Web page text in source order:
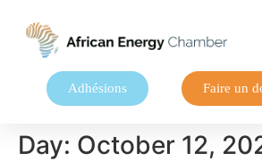
Adhésions Faire un
Day: October 12,